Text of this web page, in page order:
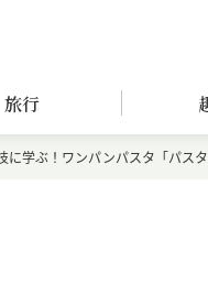
旅行
に学ぶ！ワンパンパスタ「パス